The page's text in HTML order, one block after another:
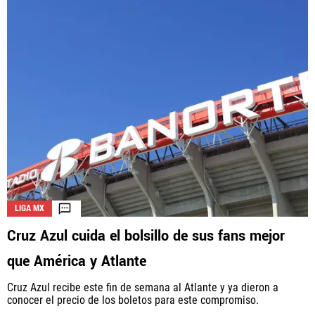
LIGA MX
Cruz Azul cuida el bolsillo de sus fans mejor
que América y Atlante
Cruz Azul recibe este fin de semana al Atlante y ya dieron a
conocer el precio de los boletos para este compromiso.